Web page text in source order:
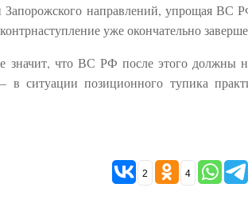
Запорожского направлений, упрощая ВС
уже окончательно
значит, что ВС РФ после этого должны
ситуации позиционного тупика
2 4